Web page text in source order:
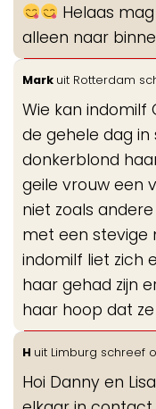
Helaas
alleen naar
Mark uit Rotterdam
Wie kan indomilf
de gehele dag in
donkerblond
geile vrouw een
niet zoals
met een stevige
indomilf liet zich
haar gehad zijn
haar hoop dat
H uit Limburg schreef
Hoi Danny en